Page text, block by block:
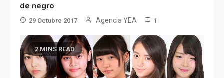
de negro
29 Octubre 2017 Agencia YEA 1
2 MINS READ